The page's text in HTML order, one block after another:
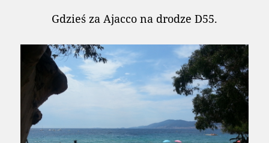
Gdzieś za Ajacco na drodze D55.